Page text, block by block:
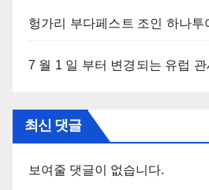
헝가리 부다페스트 조인 하나투
7 월 1 일 부터 변경되는 유럽 관
최신 댓글
보여줄 댓글이 없습니다.